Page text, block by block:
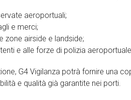
aeroportuali;
e merci;
zone airside e landside;
e alle forze di polizia
G4 Vigilanza potrà fornire una
e qualità già garantite nei porti.